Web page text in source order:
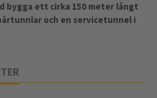
bygga ett cirka 150 meter långt
och en servicetunnel i